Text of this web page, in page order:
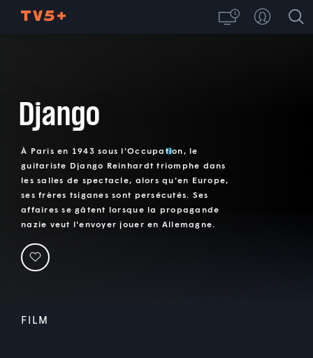
Django
À Paris en 1943 sous l'Occupation, le
guitariste Django Reinhardt triomphe dans
les salles de spectacle, alors qu'en Europe,
ses frères tsiganes sont persécutés. Ses
affaires se gâtent lorsque la propagande
nazie veut l'envoyer jouer en Allemagne.
FILM